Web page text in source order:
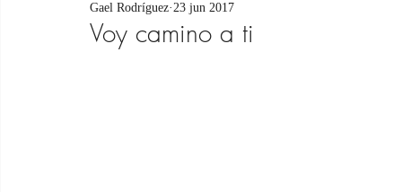
Autoestima Alimentación consciente
Voy camino a ti
Gael Rodríguez 23 jun 2017